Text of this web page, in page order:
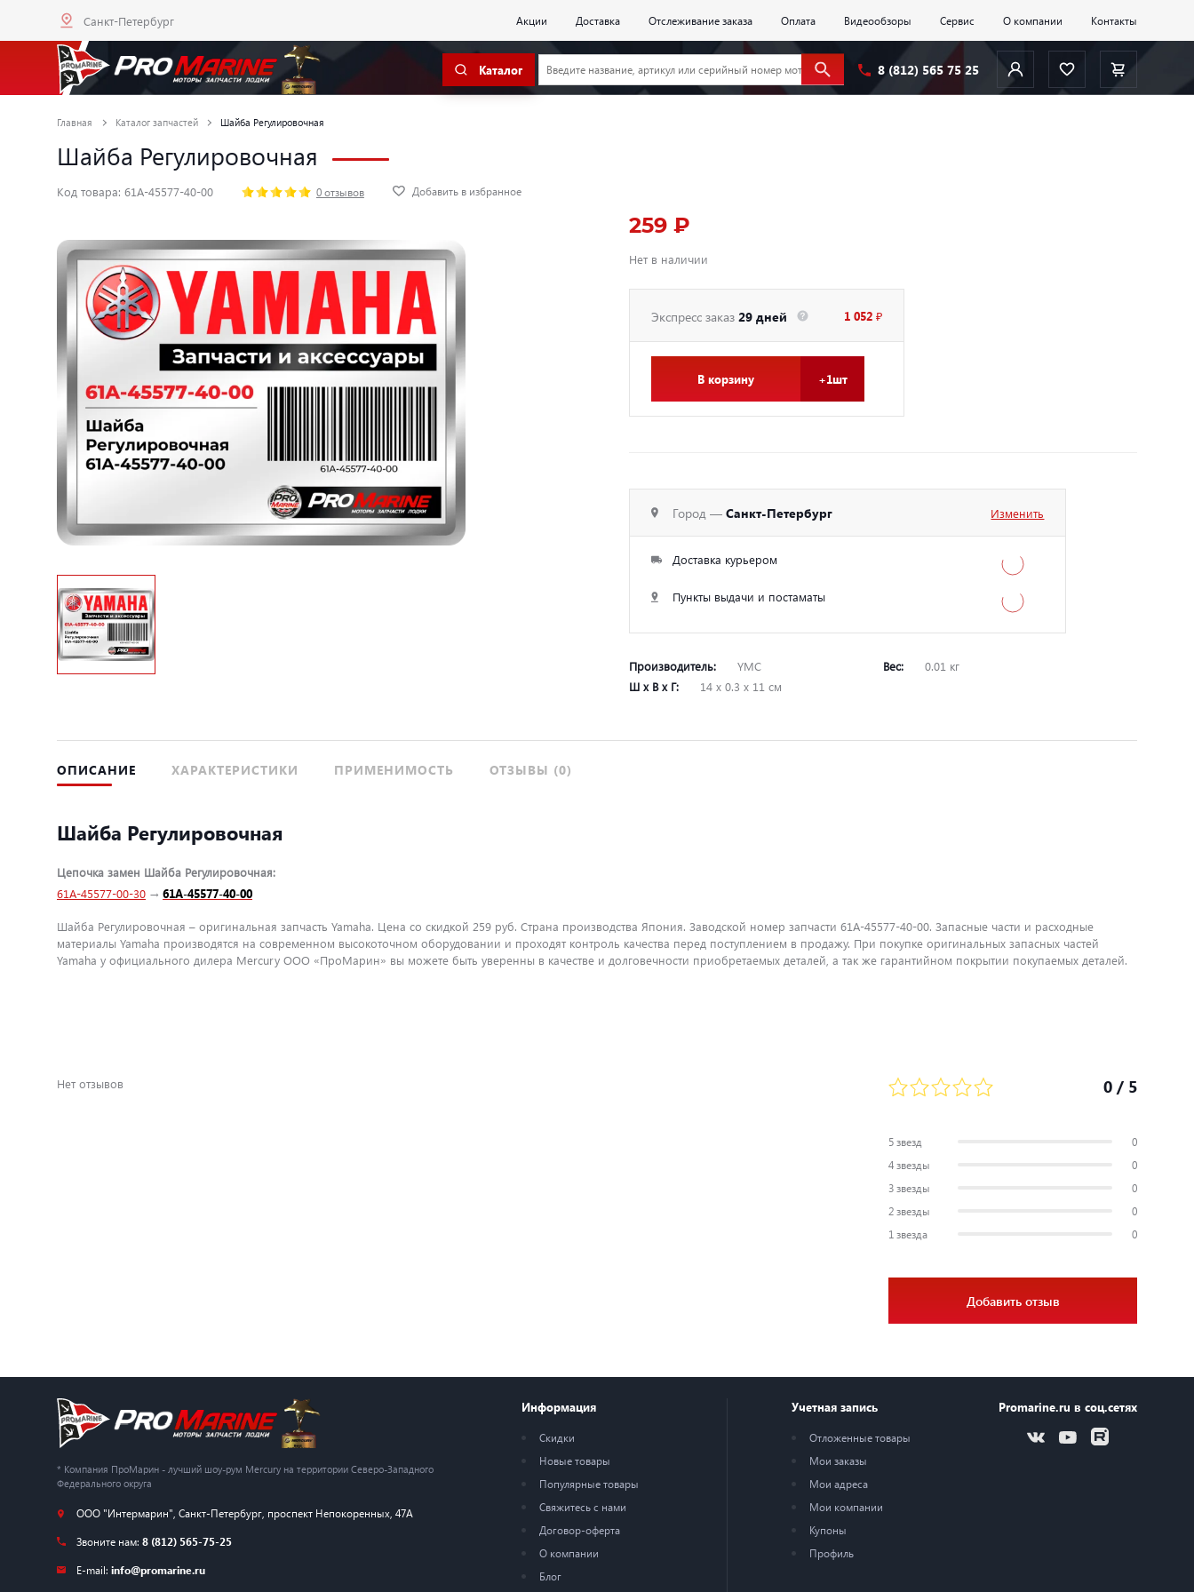
Санкт-Петербург Акции Доставка Отслеживание заказа Оплата Видеообзоры Сервис О компании Контакты
Каталог 8 (812) 565 75 25
Главная Каталог запчастей Шайба Регулировочная
Шайба Регулировочная
Код товара: 61A-45577-40-00 0 отзывов Добавить в избранное
259 ₽
Нет в наличии
Экспресс заказ29 дней 1 052 ₽
В корзину +1шт
Город —Санкт-Петербург Изменить
Доставка курьером
Пункты выдачи и постаматы
Производитель: YMC Вес:
0.01 кг
Ш х В х Г:
14 х 0.3 х 11 см
ОПИСАНИЕ ХАРАКТЕРИСТИКИ ПРИМЕНИМОСТЬ ОТЗЫВЫ (0)
Шайба Регулировочная
Цепочка замен Шайба Регулировочная:
61A-45577-00-30 → 61A-45577-40-00
Шайба Регулировочная – оригинальная запчасть Yamaha. Цена со скидкой 259 руб. Страна производства Япония. Заводской номер запчасти 61A-45577-40-00. Запасные части и расходные
материалы Yamaha производятся на современном высокоточном оборудовании и проходят контроль качества перед поступлением в продажу. При покупке оригинальных запасных частей
Yamaha у официального дилера Mercury ООО «ПроМарин» вы можете быть уверенны в качестве и долговечности приобретаемых деталей, а так же гарантийном покрытии покупаемых деталей.
0 / 5
5 звезд
0
4 звезды
0
3 звезды
0
2 звезды
0
1 звезда
0
Добавить отзыв
Нет отзывов
* Компания ПроМарин - лучший шоу-рум Mercury на территории Северо-Западного
Федерального округа
ООО "Интермарин", Санкт-Петербург, проспект Непокоренных, 47А
Звоните нам: 8 (812) 565-75-25
E-mail: info@promarine.ru
Информация
Скидки
Новые товары
Популярные товары
Свяжитесь с нами
Договор-оферта
О компании
Блог
Учетная запись
Отложенные товары
Мои заказы
Мои адреса
Мои компании
Купоны
Профиль
Promarine.ru в соц.сетях